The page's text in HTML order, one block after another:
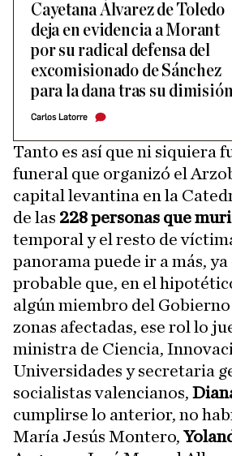
Cayetana Álvarez de Toledo
deja en evidencia a Morant
por su radical defensa del
excomisionado de Sánchez
para la dana tras su
Carlos Latorre
Tanto es así que ni siquiera
funeral que organizó el
capital levantina en la
de las 228 personas que
temporal y el resto de
panorama puede ir a más, ya
probable que, en el
algún miembro del Gobierno
zonas afectadas, ese rol lo
ministra de Ciencia,
Universidades y secretaria
socialistas valencianos,
cumplirse lo anterior, no
María Jesús Montero,